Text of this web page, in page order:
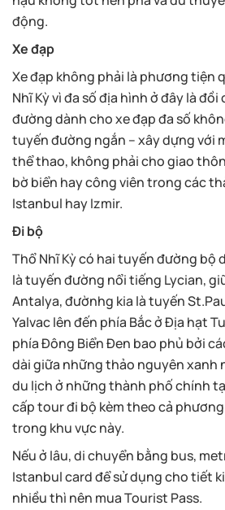
động.
Nhĩ Kỳ vì đa số địa hình ở đây là
đường dành cho xe đạp đa số
tuyến đường ngắn – xây dựng với
thể thao, không phải cho giao
bờ biển hay công viên trong các
Istanbul hay Izmir.
Thổ Nhĩ Kỳ có hai tuyến đường bộ
là tuyến đường nổi tiếng Lycian,
Antalya, đườnhg kia là tuyến
Yalvac lên đến phía Bắc ở Địa hạt
phía Đông Biển Đen bao phủ bởi
dài giữa những thảo nguyên xanh
du lịch ở những thành phố chính
cấp tour đi bộ kèm theo cả
trong khu vực này.
Nếu ở lâu, di chuyển bằng bus,
Istanbul card để sử dụng cho tiết
nhiều thì nên mua Tourist Pass.